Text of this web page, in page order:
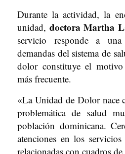
Durante la actividad, la
unidad,doctora Martha
servicio responde a
demandas del sistema de
dolor constituye el
más frecuente.
«La Unidad de Dolor nace
problemática de salud
población dominicana.
atenciones en los servicios
relacionadas con cuadros